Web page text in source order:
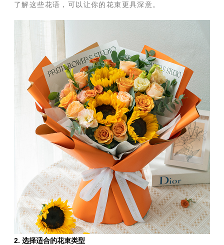
了解这些花语，可以让你的花束更具深意。
2. 选择适合的花束类型